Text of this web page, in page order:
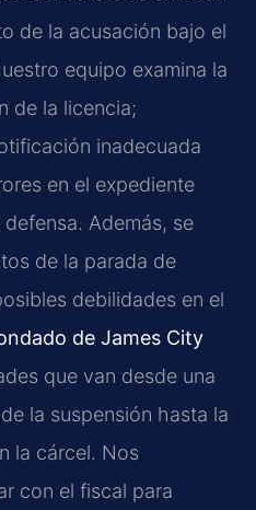
de la acusación bajo el
equipo examina la
de la licencia;
inadecuada
en el expediente
Además, se
de la parada de
debilidades en el
de James City
que van desde una
la suspensión hasta la
la cárcel. Nos
con el fiscal para